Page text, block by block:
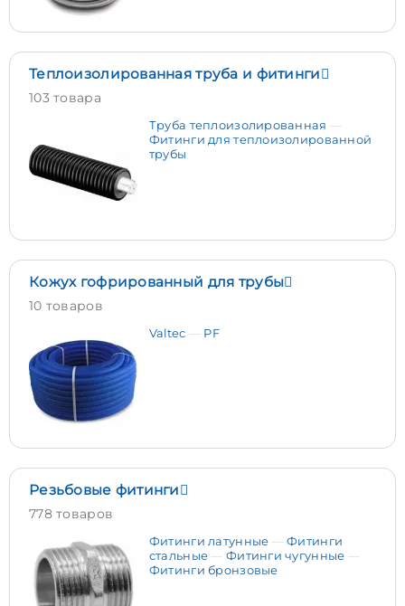
Теплоизолированная труба и фитинги
103 товара
Труба теплоизолированная
Фитинги для теплоизолированной
трубы
Кожух гофрированный для трубы
10 товаров
Valtec PF
Резьбовые фитинги
778 товаров
Фитинги латунные
Фитинги
стальные
Фитинги чугунные
Фитинги бронзовые